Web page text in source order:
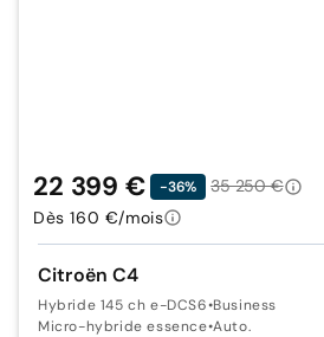
Citroën C4
Hybride 145 ch e-DCS6•Business
Micro-hybride essence•Auto.
22 399 € -36%
35 250 €
Dès 160 €/mois